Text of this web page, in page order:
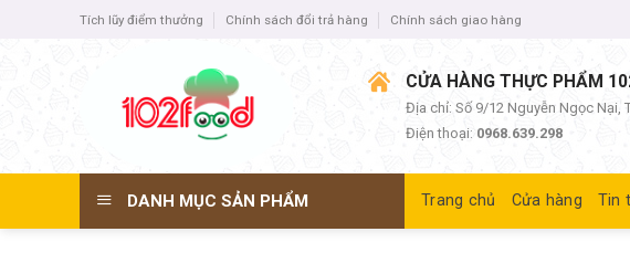
Tích lũy điểm thưởng Chính sách đổi trả hàng Chính sách giao hàng
CỬA HÀNG THỰC PHẨM
Địa chỉ: Số 9/12 Nguyễn Ngọc Nại,
Điện thoại: 0968.639.298
DANH MỤC SẢN PHẨM Trang chủ Cửa hàng Tin